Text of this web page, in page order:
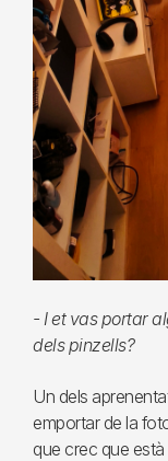
- I et vas portar
dels pinzells?
Un dels
emportar de la
que crec que està